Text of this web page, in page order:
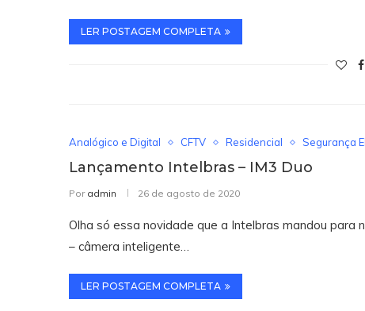
LER POSTAGEM COMPLETA
Analógico e Digital CFTV Residencial Segurança
Lançamento Intelbras – IM3 Duo
Por admin 26 de agosto de 2020
Olha só essa novidade que a Intelbras mandou
– câmera inteligente…
LER POSTAGEM COMPLETA